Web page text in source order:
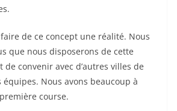
de ce concept une réalité. Nous
que nous disposerons de cette
convenir avec d’autres villes de
Nous avons beaucoup à
course.